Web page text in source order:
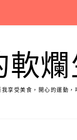
軟爛
享受美食，開心的運動，